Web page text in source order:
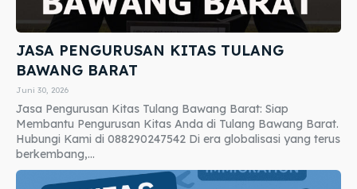
JASA PENGURUSAN KITAS TULANG
BAWANG BARAT
Juni 30, 2026
Jasa Pengurusan Kitas Tulang Bawang Barat: Siap
Membantu Pengurusan Kitas Anda di Tulang Bawang Barat.
Hubungi Kami di 088290247542 Di era globalisasi yang terus
berkembang,...